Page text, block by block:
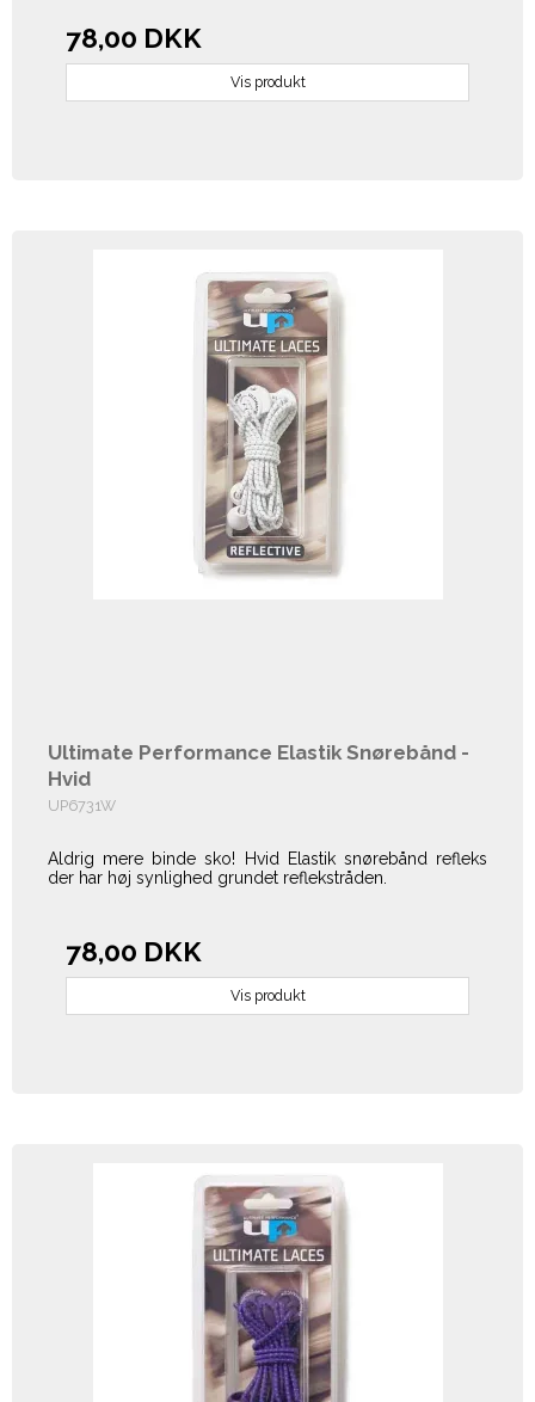
78,00 DKK
Vis produkt
Ultimate Performance Elastik Snørebånd -
Hvid
UP6731W
Aldrig mere binde sko! Hvid Elastik snørebånd refleks
der har høj synlighed grundet reflekstråden.
78,00 DKK
Vis produkt